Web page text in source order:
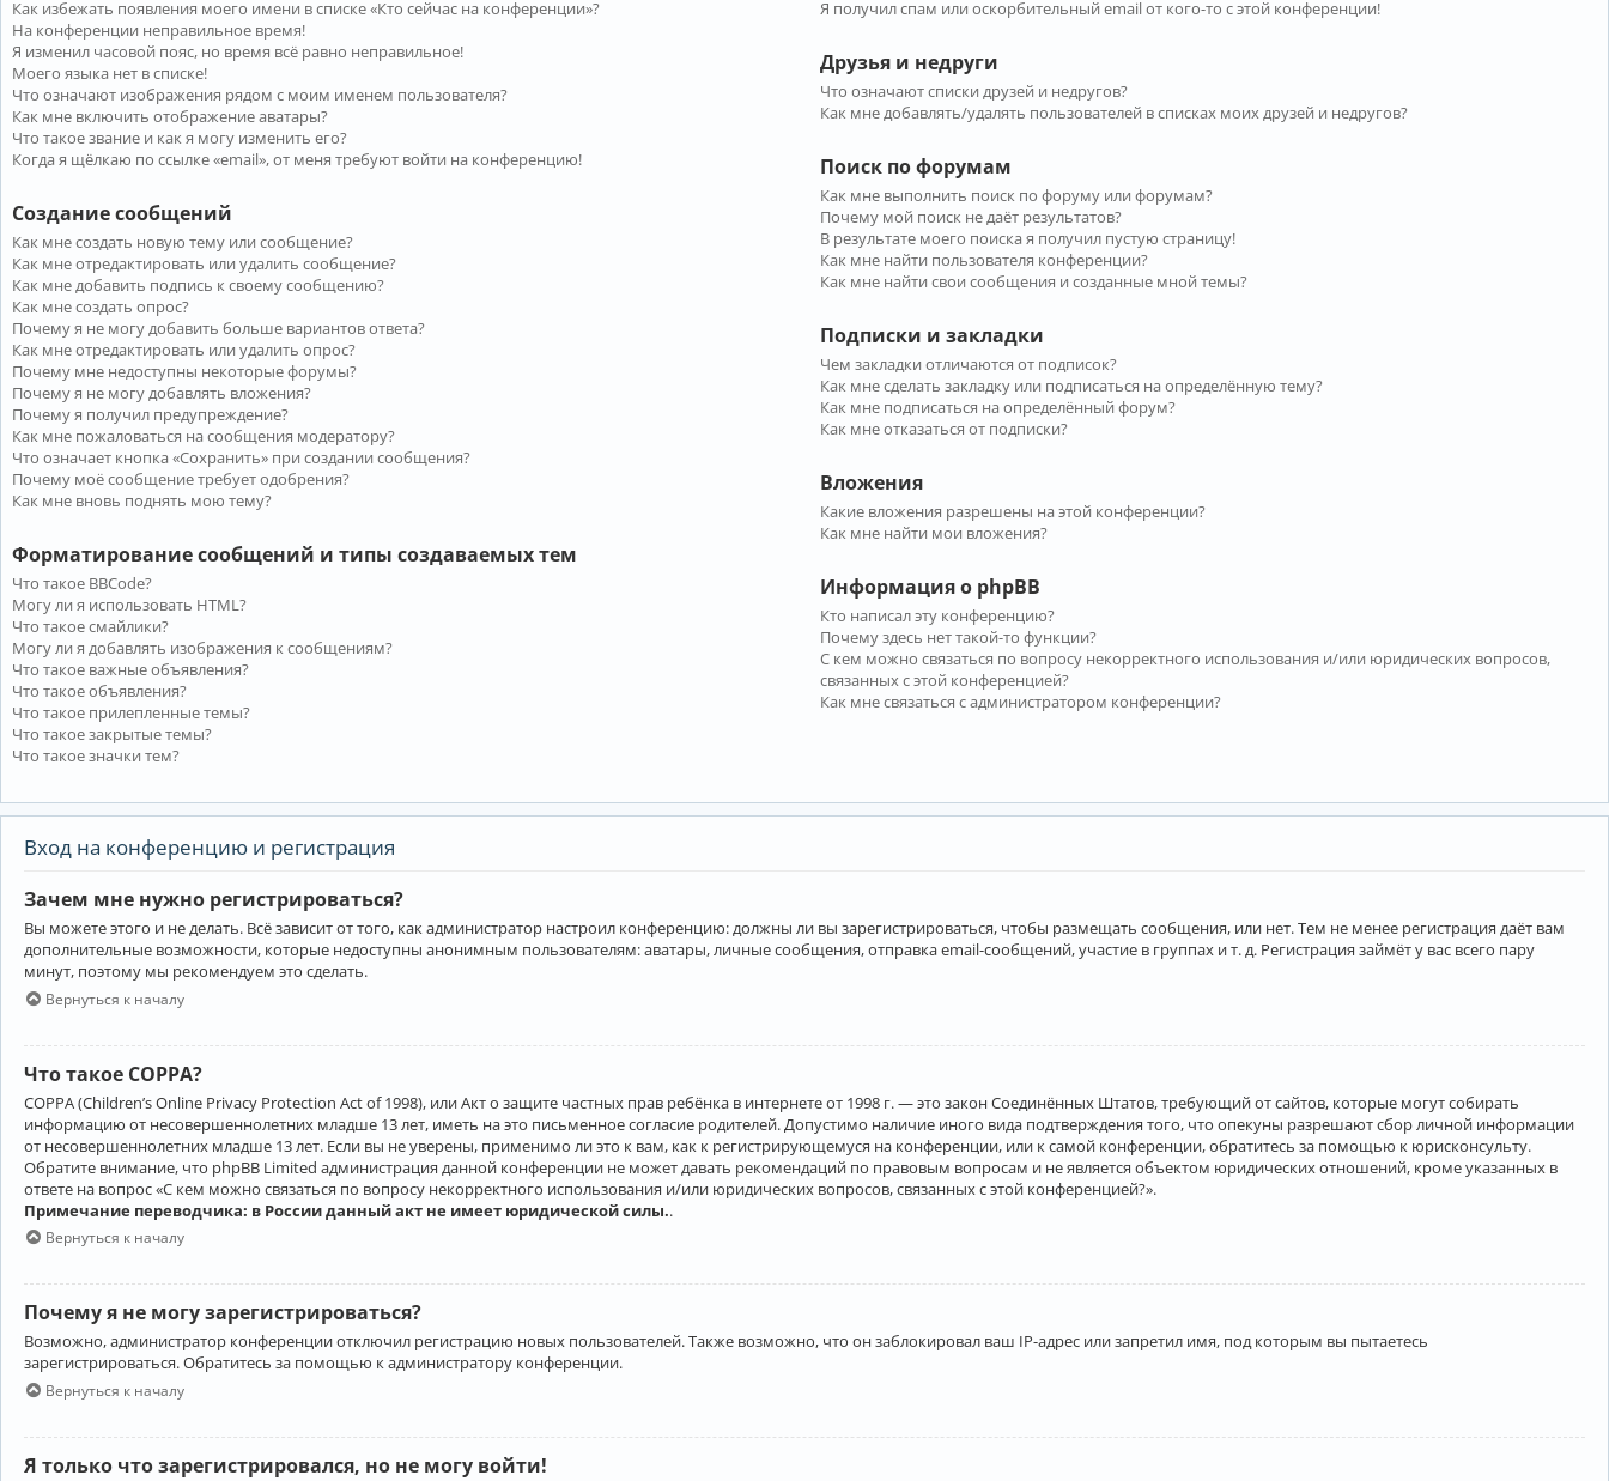
Как избежать появления моего имени в списке «Кто сейчас на конференции»?
На конференции неправильное время!
Я изменил часовой пояс, но время всё равно неправильное!
Моего языка нет в списке!
Что означают изображения рядом с моим именем пользователя?
Как мне включить отображение аватары?
Что такое звание и как я могу изменить его?
Когда я щёлкаю по ссылке «email», от меня требуют войти на конференцию!
Создание сообщений
Как мне создать новую тему или сообщение?
Как мне отредактировать или удалить сообщение?
Как мне добавить подпись к своему сообщению?
Как мне создать опрос?
Почему я не могу добавить больше вариантов ответа?
Как мне отредактировать или удалить опрос?
Почему мне недоступны некоторые форумы?
Почему я не могу добавлять вложения?
Почему я получил предупреждение?
Как мне пожаловаться на сообщения модератору?
Что означает кнопка «Сохранить» при создании сообщения?
Почему моё сообщение требует одобрения?
Как мне вновь поднять мою тему?
Форматирование сообщений и типы создаваемых тем
Что такое BBCode?
Могу ли я использовать HTML?
Что такое смайлики?
Могу ли я добавлять изображения к сообщениям?
Что такое важные объявления?
Что такое объявления?
Что такое прилепленные темы?
Что такое закрытые темы?
Что такое значки тем?
Я получил спам или оскорбительный email от кого-то с этой конференции!
Друзья и недруги
Что означают списки друзей и недругов?
Как мне добавлять/удалять пользователей в списках моих друзей и недругов?
Поиск по форумам
Как мне выполнить поиск по форуму или форумам?
Почему мой поиск не даёт результатов?
В результате моего поиска я получил пустую страницу!
Как мне найти пользователя конференции?
Как мне найти свои сообщения и созданные мной темы?
Подписки и закладки
Чем закладки отличаются от подписок?
Как мне сделать закладку или подписаться на определённую тему?
Как мне подписаться на определённый форум?
Как мне отказаться от подписки?
Вложения
Какие вложения разрешены на этой конференции?
Как мне найти мои вложения?
Информация о phpBB
Кто написал эту конференцию?
Почему здесь нет такой-то функции?
С кем можно связаться по вопросу некорректного использования и/или юридических вопросов,
связанных с этой конференцией?
Как мне связаться с администратором конференции?
Вход на конференцию и регистрация
Зачем мне нужно регистрироваться?
Вы можете этого и не делать. Всё зависит от того, как администратор настроил конференцию: должны ли вы зарегистрироваться, чтобы размещать сообщения, или нет. Тем не менее регистрация даёт вам
дополнительные возможности, которые недоступны анонимным пользователям: аватары, личные сообщения, отправка email-сообщений, участие в группах и т. д. Регистрация займёт у вас всего пару
минут, поэтому мы рекомендуем это сделать.
Вернуться к началу
Что такое COPPA?
COPPA (Children’s Online Privacy Protection Act of 1998), или Акт о защите частных прав ребёнка в интернете от 1998 г. — это закон Соединённых Штатов, требующий от сайтов, которые могут собирать
информацию от несовершеннолетних младше 13 лет, иметь на это письменное согласие родителей. Допустимо наличие иного вида подтверждения того, что опекуны разрешают сбор личной информации
от несовершеннолетних младше 13 лет. Если вы не уверены, применимо ли это к вам, как к регистрирующемуся на конференции, или к самой конференции, обратитесь за помощью к юрисконсульту.
Обратите внимание, что phpBB Limited администрация данной конференции не может давать рекомендаций по правовым вопросам и не является объектом юридических отношений, кроме указанных в
ответе на вопрос «С кем можно связаться по вопросу некорректного использования и/или юридических вопросов, связанных с этой конференцией?».
Примечание переводчика: в России данный акт не имеет юридической силы..
Вернуться к началу
Почему я не могу зарегистрироваться?
Возможно, администратор конференции отключил регистрацию новых пользователей. Также возможно, что он заблокировал ваш IP-адрес или запретил имя, под которым вы пытаетесь
зарегистрироваться. Обратитесь за помощью к администратору конференции.
Вернуться к началу
Я только что зарегистрировался, но не могу войти!